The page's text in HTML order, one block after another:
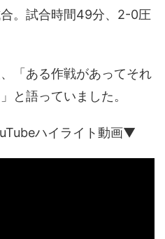
。試合時間49分、2-0圧
「ある作戦があってそれ
と語っていました。
ハイライト動画▼